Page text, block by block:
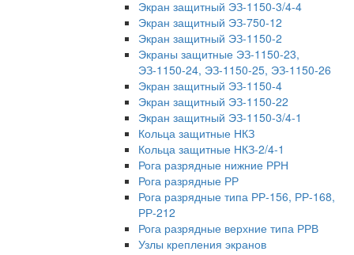
Экран защитный ЭЗ-1150-3/4-4
Экран защитный ЭЗ-750-12
Экран защитный ЭЗ-1150-2
Экраны защитные ЭЗ-1150-23,
ЭЗ-1150-24, ЭЗ-1150-25, ЭЗ-1150-26
Экран защитный ЭЗ-1150-4
Экран защитный ЭЗ-1150-22
Экран защитный ЭЗ-1150-3/4-1
Кольца защитные НКЗ
Кольца защитные НКЗ-2/4-1
Рога разрядные нижние РРН
Рога разрядные РР
Рога разрядные типа РР-156, РР-168,
РР-212
Рога разрядные верхние типа РРВ
Узлы крепления экранов